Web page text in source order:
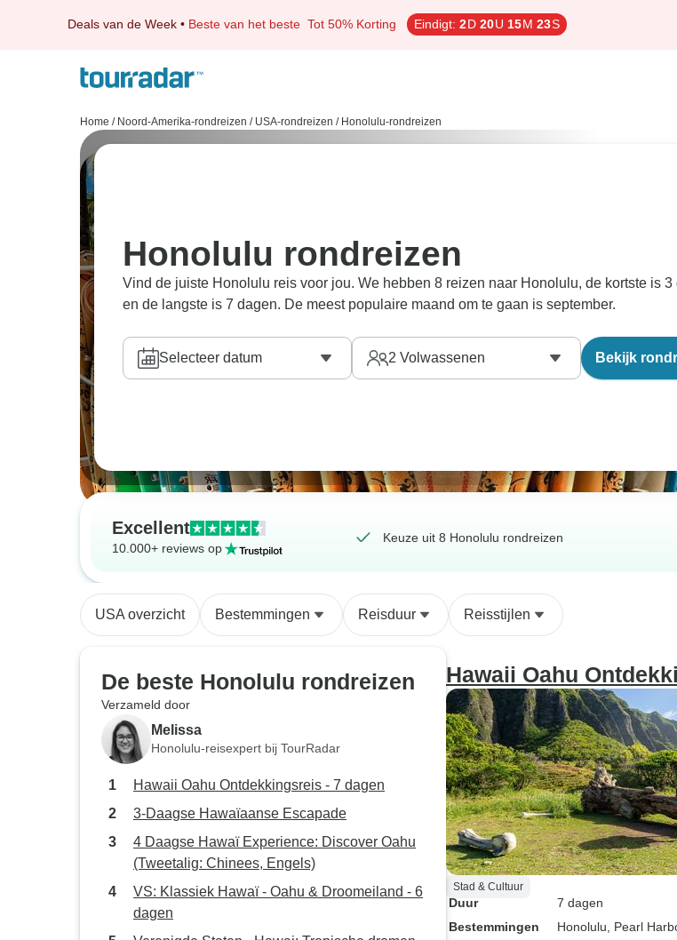
Deals van de Week • Beste van het beste Tot 50% Korting Eindigt: 2D 20U 15M 22S
Home / Noord-Amerika-rondreizen / USA-rondreizen / Honolulu-rondreizen
Honolulu rondreizen
Vind de juiste Honolulu reis voor jou. We hebben 8 reizen naar Honolulu, de kortste is 3
en de langste is 7 dagen. De meest populaire maand om te gaan is september.
Selecteer datum 2 Volwassenen Bekijk
Excellent
10.000+ reviews op
Keuze uit 8 Honolulu rondreizen
USA overzicht Bestemmingen Reisduur Reisstijlen
De beste Honolulu rondreizen
Verzameld door
Melissa
Honolulu-reisexpert bij TourRadar
Hawaii Oahu Ontdekkingsreis - 7 dagen
3-Daagse Hawaïaanse Escapade
4 Daagse Hawaï Experience: Discover Oahu
(Tweetalig: Chinees, Engels)
VS: Klassiek Hawaï - Oahu & Droomeiland - 6
dagen
Hawaii Oahu
Stad & Cultuur
Duur
7 dagen
Bestemmingen
Honolulu , Pearl